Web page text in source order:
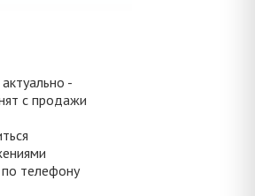
-
с продажи
по телефону